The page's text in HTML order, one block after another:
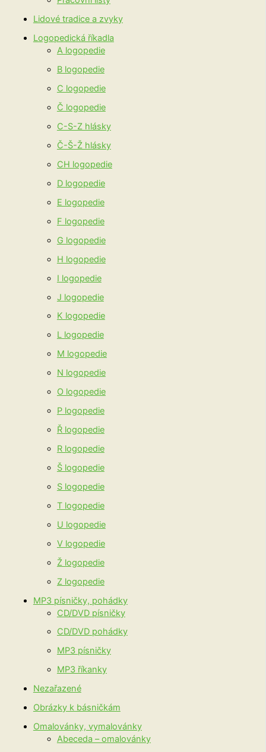
Lidové tradice a zvyky
Logopedická říkadla
A logopedie
B logopedie
C logopedie
Č logopedie
C-S-Z hlásky
Č-Š-Ž hlásky
CH logopedie
D logopedie
E logopedie
F logopedie
G logopedie
H logopedie
I logopedie
J logopedie
K logopedie
L logopedie
M logopedie
N logopedie
O logopedie
P logopedie
Ř logopedie
R logopedie
Š logopedie
S logopedie
T logopedie
U logopedie
V logopedie
Ž logopedie
Z logopedie
MP3 písničky, pohádky
CD/DVD písničky
CD/DVD pohádky
MP3 písničky
MP3 říkanky
Nezařazené
Obrázky k básničkám
Omalovánky, vymalovánky
Abeceda – omalovánky